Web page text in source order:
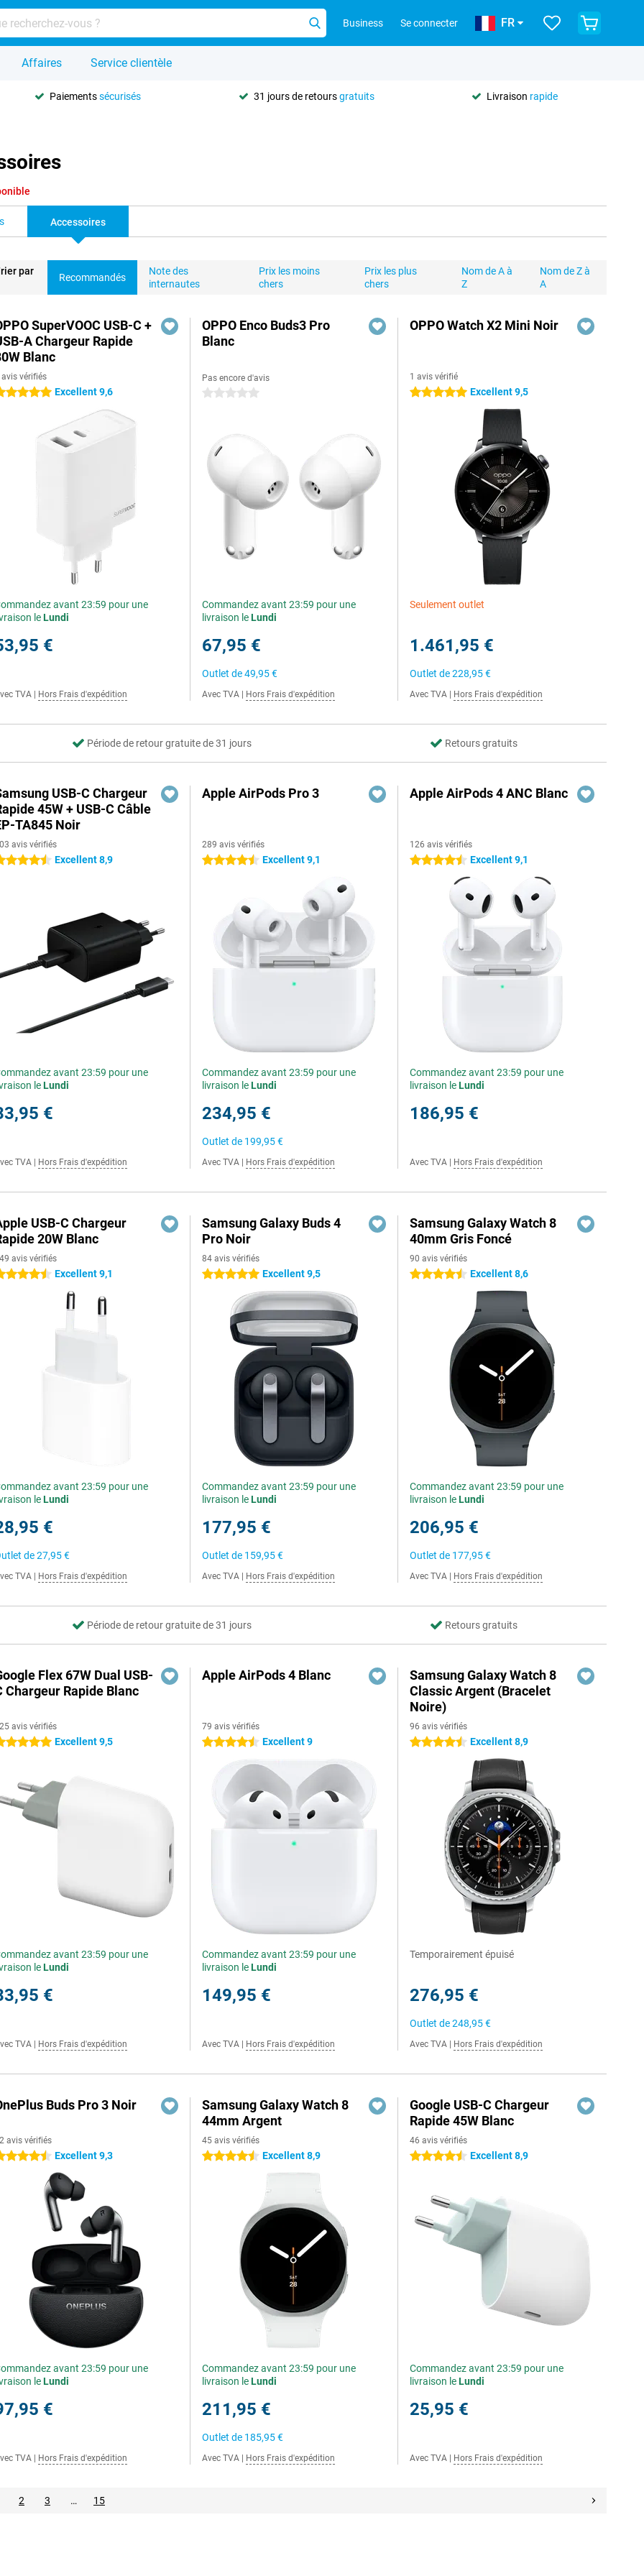
Business Se connecter FR
Affaires Service clientèle
Paiementssécurisés 31 jours de retoursgratuits Livraison rapide
Accessoires
par
Recommandés
Note des
internautes
Prix les moins
chers
Prix les plus
chers
Nom de A à
Z
Nom de Z à
A
SuperVOOC USB-C +
A Chargeur Rapide
Blanc
avis vérifiés
étoiles Excellent 9,6
avant 23:59 pour une
leLundi
€
TVA Hors Frais d'expédition
OPPO Enco Buds3 Pro
Blanc
Pas encore d'avis
0 étoiles
Commandez avant 23:59 pour une
livraison leLundi
67,95 €
Outlet de49,95 €
Avec TVA Hors Frais d'expédition
OPPO Watch X2 Mini Noir
1 avis vérifié
5 étoiles Excellent 9,5
Seulement outlet
1.461,95 €
Outlet de228,95 €
Avec TVA Hors Frais d'expédition
Période de retour gratuite de 31 jours Retours gratuits
USB-C Chargeur
45W + USB-C Câble
TA845 Noir
avis vérifiés
étoiles Excellent 8,9
avant 23:59 pour une
leLundi
€
TVA Hors Frais d'expédition
Apple AirPods Pro 3
289 avis vérifiés
4.5 étoiles Excellent 9,1
Commandez avant 23:59 pour une
livraison leLundi
234,95 €
Outlet de 199,95 €
Avec TVA Hors Frais d'expédition
Apple AirPods 4 ANC Blanc
126 avis vérifiés
4.5 étoiles Excellent 9,1
Commandez avant 23:59 pour une
livraison leLundi
186,95 €
Avec TVA Hors Frais d'expédition
USB-C Chargeur
20W Blanc
avis vérifiés
étoiles Excellent 9,1
avant 23:59 pour une
leLundi
€
de27,95 €
TVA Hors Frais d'expédition
Samsung Galaxy Buds 4
Pro Noir
84 avis vérifiés
5 étoiles Excellent 9,5
Commandez avant 23:59 pour une
livraison leLundi
177,95 €
Outlet de 159,95 €
Avec TVA Hors Frais d'expédition
Samsung Galaxy Watch 8
40mm Gris Foncé
90 avis vérifiés
4.5 étoiles Excellent 8,6
Commandez avant 23:59 pour une
livraison leLundi
206,95 €
Outlet de 177,95 €
Avec TVA Hors Frais d'expédition
Période de retour gratuite de 31 jours Retours gratuits
Flex 67W Dual USB-
Chargeur Rapide Blanc
avis vérifiés
étoiles Excellent 9,5
avant 23:59 pour une
leLundi
€
TVA Hors Frais d'expédition
Apple AirPods 4 Blanc
79 avis vérifiés
4.5 étoiles Excellent 9
Commandez avant 23:59 pour une
livraison leLundi
149,95 €
Avec TVA Hors Frais d'expédition
Samsung Galaxy Watch 8
Classic Argent (Bracelet
Noire)
96 avis vérifiés
4.5 étoiles Excellent 8,9
Temporairement épuisé
276,95 €
Outlet de248,95 €
Avec TVA Hors Frais d'expédition
Buds Pro 3 Noir
avis vérifiés
étoiles Excellent 9,3
avant 23:59 pour une
leLundi
€
TVA Hors Frais d'expédition
Samsung Galaxy Watch 8
44mm Argent
45 avis vérifiés
4.5 étoiles Excellent 8,9
Commandez avant 23:59 pour une
livraison leLundi
211,95 €
Outlet de 185,95 €
Avec TVA Hors Frais d'expédition
Google USB-C Chargeur
Rapide 45W Blanc
46 avis vérifiés
4.5 étoiles Excellent 8,9
Commandez avant 23:59 pour une
livraison leLundi
25,95 €
Avec TVA Hors Frais d'expédition
2 3 … 15